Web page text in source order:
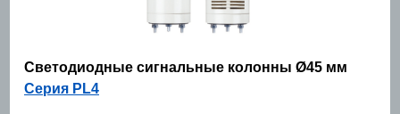
Светодиодные сигнальные колонны Ø45 мм
Серия PL4